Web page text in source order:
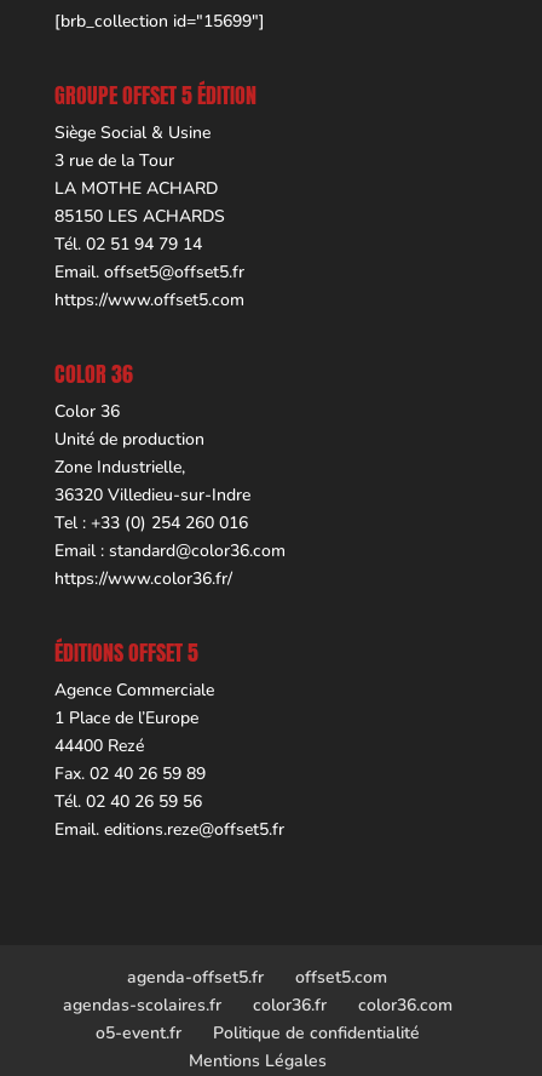
[brb_collection id="15699"]
GROUPE OFFSET 5 ÉDITION
Siège Social & Usine
3 rue de la Tour
LA MOTHE ACHARD
85150 LES ACHARDS
Tél. 02 51 94 79 14
Email. offset5@offset5.fr
https://www.offset5.com
COLOR 36
Color 36
Unité de production
Zone Industrielle,
36320 Villedieu-sur-Indre
Tel : +33 (0) 254 260 016
Email : standard@color36.com
https://www.color36.fr/
ÉDITIONS OFFSET 5
Agence Commerciale
1 Place de l’Europe
44400 Rezé
Fax. 02 40 26 59 89
Tél. 02 40 26 59 56
Email. editions.reze@offset5.fr
agenda-offset5.fr
offset5.com
agendas-scolaires.fr
color36.fr
color36.com
o5-event.fr
Politique de confidentialité
Mentions Légales